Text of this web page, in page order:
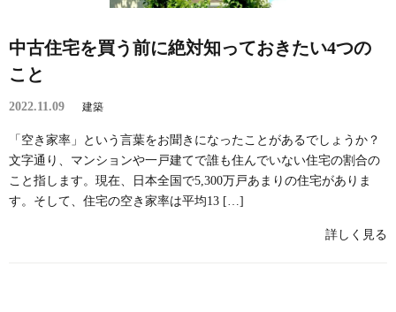
中古住宅を買う前に絶対知っておきたい4つの
こと
2022.11.09 建築
「空き家率」という言葉をお聞きになったことがあるでしょうか？
文字通り、マンションや一戸建てで誰も住んでいない住宅の割合の
こと指します。現在、日本全国で5,300万戸あまりの住宅がありま
す。そして、住宅の空き家率は平均13 […]
詳しく見る